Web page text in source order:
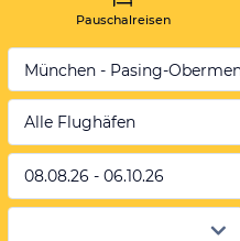
Pauschalreisen
München - Pasing-
Alle Flughäfen
08.08.26 - 06.10.26